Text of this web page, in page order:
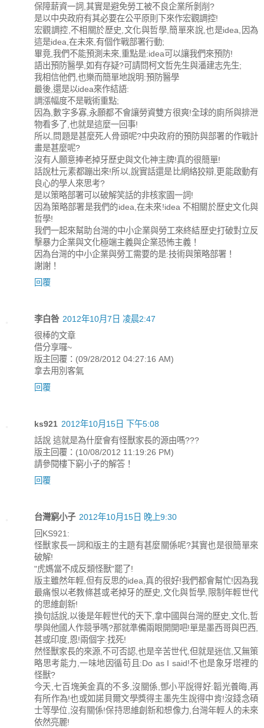
保障薪資一詞,其實是避免勞工被不良企業所剝削?
是以中央政府有其必要在公平原則下來作宏觀調控!
宏觀調控,不相關於歷史,文化與哲學,簡單來說,也是idea,因為
這是idea,在未來,有個作戰部署行動;
畢竟,我們不能預測未來,重點是:idea可以讓我們來預防!
語出預防醫學,如有存疑?可請問柯文哲先生與潘建志先生;
我相信他們,也樂而簡單地說明:預防醫學
最後,還是以idea來作結語:
調漲幅度不是戰術重點;
因為,數字多寡,永願都不會讓勞資雙方很爽!全球的廁所與排泄
物看多了,也就是這麼一回事!
所以,問題是甚麼死人骨頭呢?中央政府的預防與部署的作戰計
畫是甚麼呢?
沒有人願意捧老掉牙歷史與文化神主牌!真的很簡單!
話說杜元素都蹦出來!所以,說實話還是比網絡狡辯,更能啟動有
良心的學人來思考?
是以策略部署可以破解笑話的非核家園一詞!
因為策略部署是我們的idea,在未來!idea 不相關於歷史文化與
哲學!
我們一起來幫助台灣的中小企業與勞工來終結歷史打破對立反
擊暴力企業與文化極端主義與企業恐怖主義！
因為台灣的中小企業與勞工需要的是:技術與策略部署！
謝謝！
回覆
李白咎 2012年10月7日 凌晨2:47
很棒的文章
借分享囉~
版主回覆：(09/28/2012 04:27:16 AM)
拿去用別客氣
回覆
ks921 2012年10月15日 下午5:08
話說 這就是為什麼會有怪獸家長的源由嗎???
版主回覆：(10/08/2012 11:19:26 PM)
請參閱樓下窮小子的解答！
回覆
台灣窮小子 2012年10月15日 晚上9:30
回KS921:
怪獸家長一詞和版主的主題有甚麼關係呢?其實也是很簡單來
破解!
"虎媽當不成反類怪獸"罷了!
版主雖然年輕,但有反思的idea,真的很好!我們都會幫忙!因為我
最痛恨以老教條甚或老掉牙的歷史,文化與哲學,限制年輕世代
的思維創新!
換句話說,以後是年輕世代的天下,拿中國與台灣的歷史,文化,哲
學與他國人作競爭嗎?那就準備兩眼開開吧!單是墨西哥與巴西,
甚或印度,恩!兩個字:找死!
然怪獸家長的來源,不可否認,也是辛苦世代,但就是迷信,又無策
略思考能力,一味地因循苟且:Do as I said!不也是象牙塔裡的
怪獸?
今天,七百塊美金真的不多,沒關係,鄧小平說得好:韜光養晦,再
有所作為!也或如諾貝爾文學獎得主墨先生說得中肯!沒錢念碩
士等學位,沒有關係!保持思維創新和想像力,台灣年輕人的未來
依然亮麗!